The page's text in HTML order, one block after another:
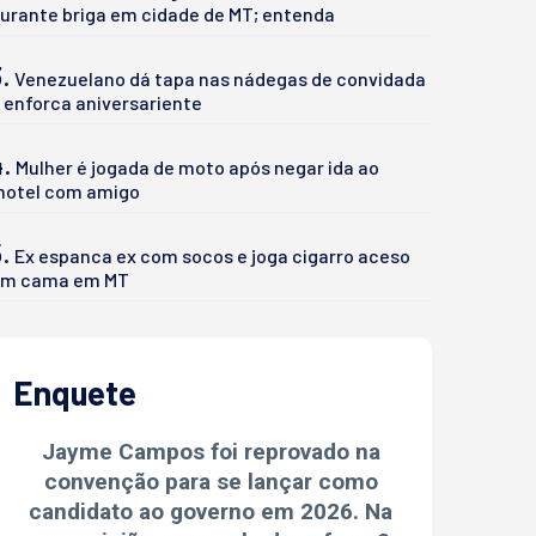
briga em cidade de MT; entenda
Venezuelano dá tapa nas nádegas de convidada
enforca aniversariente
Mulher é jogada de moto após negar ida ao
com amigo
Ex espanca ex com socos e joga cigarro aceso
cama em MT
Enquete
Jayme Campos foi reprovado na
convenção para se lançar como
candidato ao governo em 2026. Na